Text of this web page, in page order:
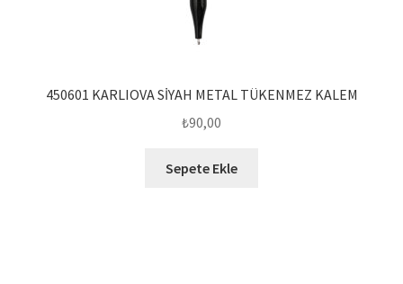
450601 KARLIOVA SİYAH METAL TÜKENMEZ KALEM
₺90,00
Sepete Ekle